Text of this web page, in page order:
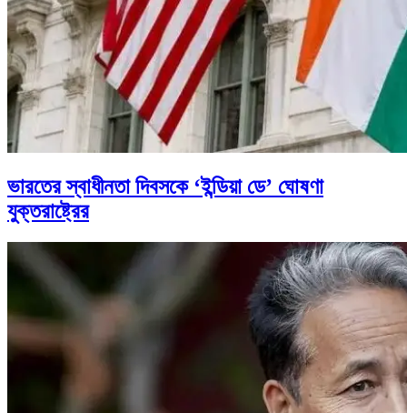
ভারতের স্বাধীনতা দিবসকে ‘ইন্ডিয়া ডে’ ঘোষণা
যুক্তরাষ্ট্রের